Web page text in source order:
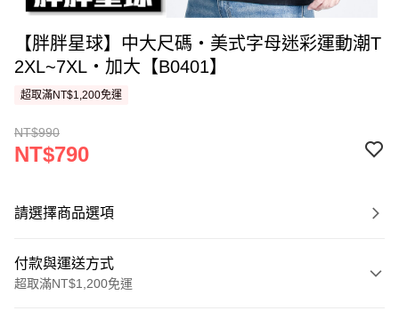
【胖胖星球】中大尺碼‧美式字母迷彩運動潮T
2XL~7XL‧加大【B0401】
超取滿NT$1,200免運
NT$990
NT$790
請選擇商品選項
付款與運送方式
超取滿NT$1,200免運